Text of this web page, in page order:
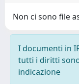
Non ci sono file
I documenti in
tutti i diritti
indicazione